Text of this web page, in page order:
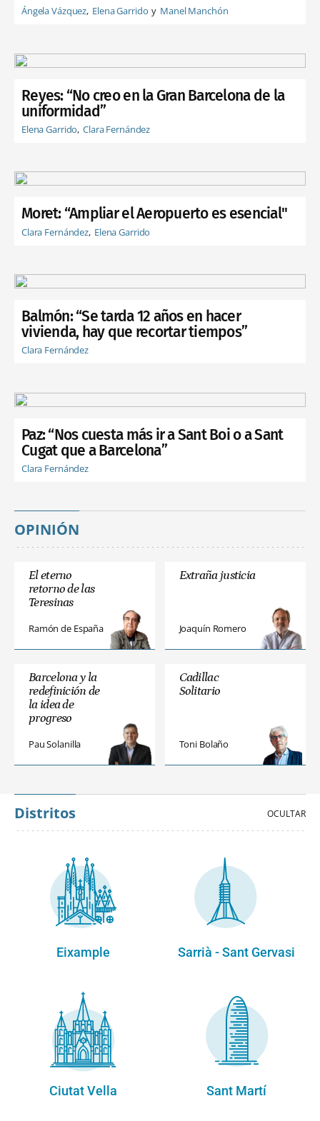
Ángela Vázquez Elena Garrido Manel Manchón
Reyes: “No creo en la Gran Barcelona de la
uniformidad”
Elena Garrido Clara Fernández
Moret: “Ampliar el Aeropuerto es esencial"
Clara Fernández Elena Garrido
Balmón: “Se tarda 12 años en hacer
vivienda, hay que recortar tiempos”
Clara Fernández
Paz: “Nos cuesta más ir a Sant Boi o a Sant
Cugat que a Barcelona”
Clara Fernández
OPINIÓN
El eterno
retorno de las
Teresinas
Ramón de España
Extraña justicia
Joaquín Romero
Barcelona y la
redefinición de
la idea de
progreso
Pau Solanilla
Cadillac
Solitario
Toni Bolaño
Distritos
Eixample Sarrià - Sant Gervasi
Ciutat Vella Sant Martí